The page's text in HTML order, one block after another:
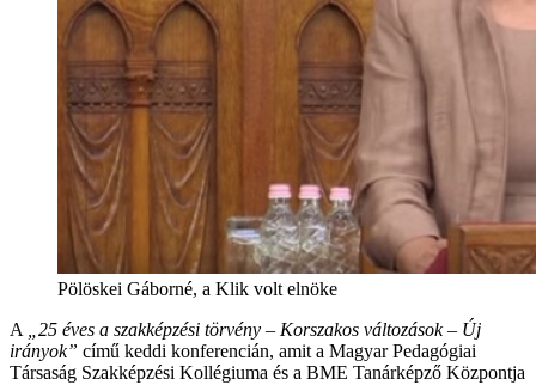
Pölöskei Gáborné, a Klik volt elnöke
A
„25 éves a szakképzési törvény – Korszakos változások – Új
irányok” című keddi konferencián, amit a Magyar Pedagógiai
Társaság Szakképzési Kollégiuma és a BME Tanárképző Központja